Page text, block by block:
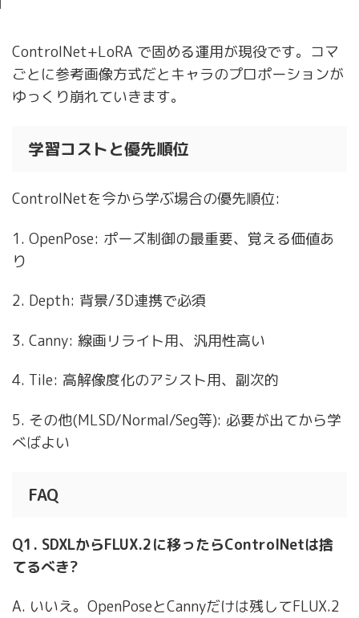
ControlNet+LoRA で固める運用が現役です。コマ
ごとに参考画像方式だとキャラのプロポーションが
ゆっくり崩れていきます。
学習コストと優先順位
ControlNetを今から学ぶ場合の優先順位:
1. OpenPose: ポーズ制御の最重要、覚える価値あ
り
2. Depth: 背景/3D連携で必須
3. Canny: 線画リライト用、汎用性高い
4. Tile: 高解像度化のアシスト用、副次的
5. その他(MLSD/Normal/Seg等): 必要が出てから学
べばよい
FAQ
Q1. SDXLからFLUX.2に移ったらControlNetは捨
てるべき?
A. いいえ。OpenPoseとCannyだけは残してFLUX.2